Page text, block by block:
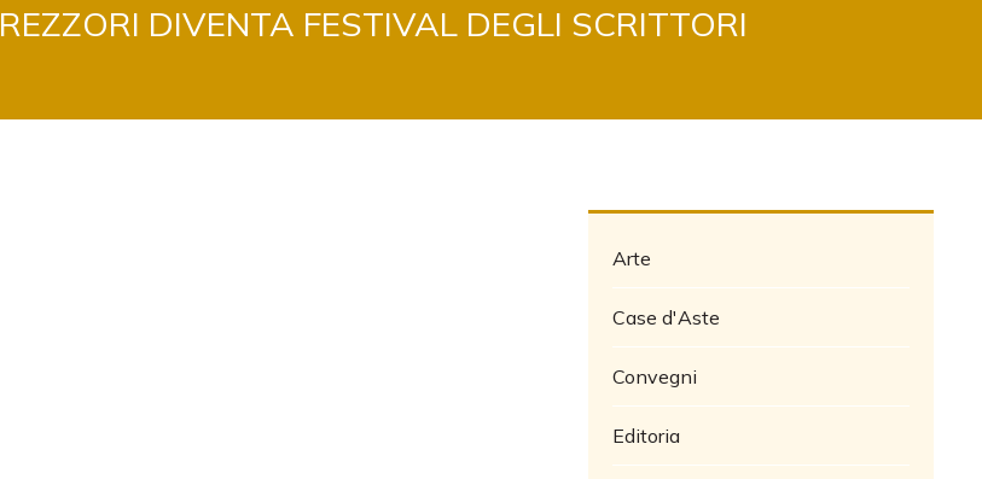
DIVENTA FESTIVAL DEGLI SCRITTORI
Arte
Case d'Aste
Convegni
Editoria